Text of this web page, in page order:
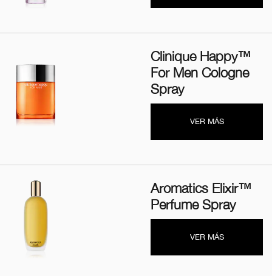
Clinique Happy™
For Men Cologne
Spray
VER MÁS
Aromatics Elixir™
Perfume Spray
VER MÁS